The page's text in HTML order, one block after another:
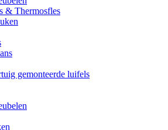
& Thermosfles
gemonteerde luifels